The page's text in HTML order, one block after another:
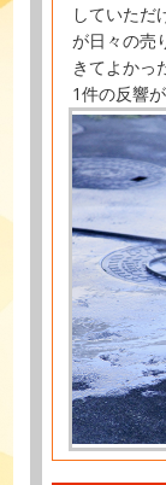
していただ
が日々の売
きてよかっ
1件の反響